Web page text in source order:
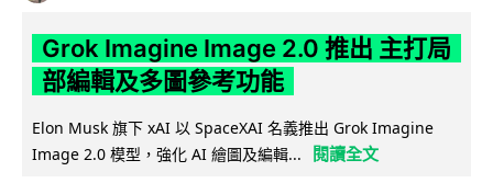
Grok Imagine Image 2.0 推出 主打局
部編輯及多圖參考功能
Elon Musk 旗下 xAI 以 SpaceXAI 名義推出 Grok Imagine
Image 2.0 模型，強化 AI 繪圖及編輯...
閱讀全文